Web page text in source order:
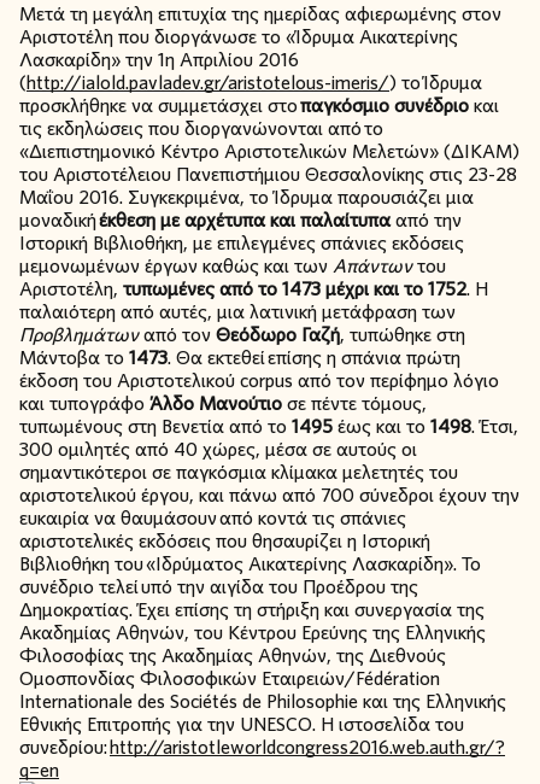
Μετά τη μεγάλη επιτυχία της ημερίδας αφιερωμένης στον
Αριστοτέλη που διοργάνωσε το «Ίδρυμα Αικατερίνης
Λασκαρίδη» την 1η Απριλίου 2016
(http://ialold.pavladev.gr/aristotelous-imeris/) το Ίδρυμα
προσκλήθηκε να συμμετάσχει στοπαγκόσμιο συνέδριοκαι
τις εκδηλώσεις που διοργανώνονται από το
«Διεπιστημονικό Κέντρο Αριστοτελικών Μελετών» (ΔΙΚΑΜ)
του Αριστοτέλειου Πανεπιστήμιου Θεσσαλονίκης στις 23-28
Μαΐου 2016. Συγκεκριμένα, το Ίδρυμα παρουσιάζει μια
μοναδικήέκθεση με αρχέτυπα και παλαίτυπααπό την
Ιστορική Βιβλιοθήκη, με επιλεγμένες σπάνιες εκδόσεις
μεμονωμένων έργων καθώς και τωνΑπάντωντου
Αριστοτέλη, τυπωμένες από το 1473 μέχρι και το 1752. Η
παλαιότερη από αυτές, μια λατινική μετάφραση των
Προβλημάτωναπό τονΘεόδωρο Γαζή, τυπώθηκε στη
Μάντοβα το 1473. Θα εκτεθεί επίσης η σπάνια πρώτη
έκδοση του Αριστοτελικού corpus από τον περίφημο λόγιο
και τυπογράφο Άλδο Μανούτιοσε πέντε τόμους,
τυπωμένους στη Βενετία από το 1495έως και το 1498. Έτσι,
300 ομιλητές από 40 χώρες, μέσα σε αυτούς οι
σημαντικότεροι σε παγκόσμια κλίμακα μελετητές του
αριστοτελικού έργου, και πάνω από 700 σύνεδροι έχουν την
ευκαιρία να θαυμάσουν από κοντά τις σπάνιες
αριστοτελικές εκδόσεις που θησαυρίζει η Ιστορική
Βιβλιοθήκη του «Ιδρύματος Αικατερίνης Λασκαρίδη». Το
συνέδριο τελεί υπό την αιγίδα του Προέδρου της
Δημοκρατίας. Έχει επίσης τη στήριξη και συνεργασία της
Ακαδημίας Αθηνών, του Κέντρου Ερεύνης της Ελληνικής
Φιλοσοφίας της Ακαδημίας Αθηνών, της Διεθνούς
Ομοσπονδίας Φιλοσοφικών Εταιρειών/Fédération
Internationale des Sociétés de Philosophie και της Ελληνικής
Εθνικής Επιτροπής για την UNESCO. Η ιστοσελίδα του
συνεδρίου:http://aristotleworldcongress2016.web.auth.gr/?
q=en